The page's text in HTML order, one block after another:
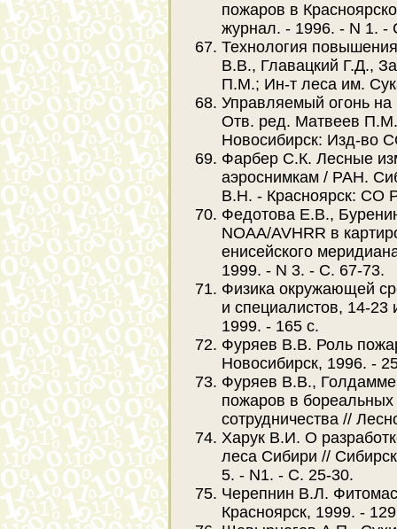
пожаров в
журнал. - 1996. - N 1. -
Технология
В.В., Главацкий Г.Д.,
П.М.; Ин-т леса им.
Управляемый огонь
Отв. ред. Матвеев
Новосибирск: Изд-во
Фарбер С.К. Лесные
аэроснимкам / РАН.
В.Н. - Красноярск: СО
Федотова Е.В.,
NOAA/AVHRR в
енисейского
1999. - N 3. - С. 67-73.
Физика окружающей
и специалистов, 14-23
1999. - 165 с.
Фуряев В.В. Роль
Новосибирск, 1996. -
Фуряев В.В.,
пожаров в
сотрудничества //
Харук В.И. О
леса Сибири //
5. - N1. - С. 25-30.
Черепнин В.Л.
Красноярск, 1999. -